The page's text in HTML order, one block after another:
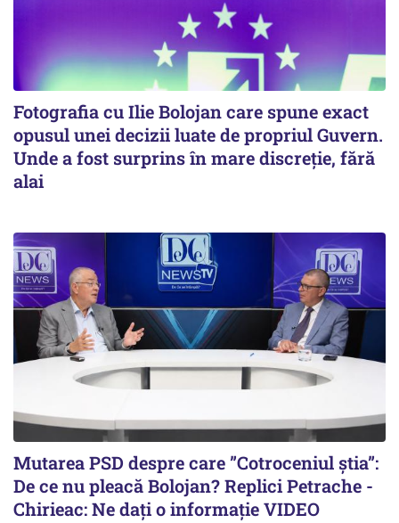
Fotografia cu Ilie Bolojan care spune exact
opusul unei decizii luate de propriul Guvern.
Unde a fost surprins în mare discreție, fără
alai
Mutarea PSD despre care ”Cotroceniul știa”:
De ce nu pleacă Bolojan? Replici Petrache -
Chirieac: Ne dați o informație VIDEO